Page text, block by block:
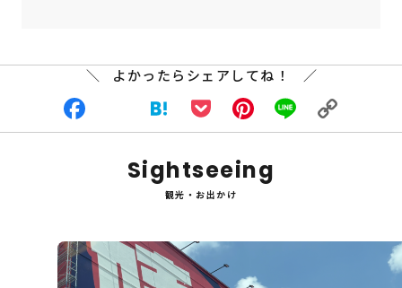
よかったらシェアしてね！
Facebook
X HatenaPocketPinterest
Line Copy
Sightseeing
観光・お出かけ